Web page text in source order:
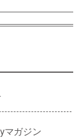
マガジン